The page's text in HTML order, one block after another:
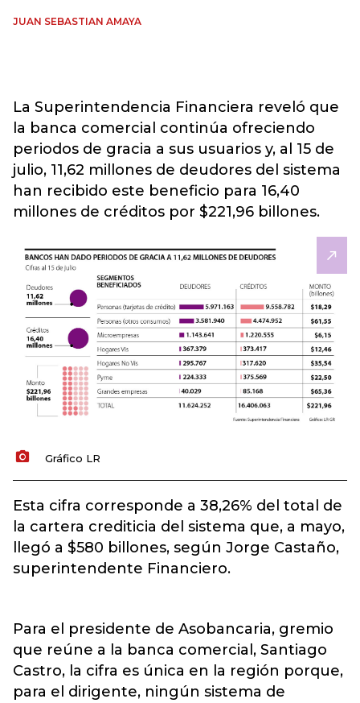
JUAN SEBASTIAN AMAYA
La Superintendencia Financiera reveló que
la banca comercial continúa ofreciendo
periodos de gracia a sus usuarios y, al 15 de
julio, 11,62 millones de deudores del sistema
han recibido este beneficio para 16,40
millones de créditos por $221,96 billones.
Gráfico LR
Esta cifra corresponde a 38,26% del total de
la cartera crediticia del sistema que, a mayo,
llegó a $580 billones, según Jorge Castaño,
superintendente Financiero.
Para el presidente de Asobancaria, gremio
que reúne a la banca comercial, Santiago
Castro, la cifra es única en la región porque,
para el dirigente, ningún sistema de